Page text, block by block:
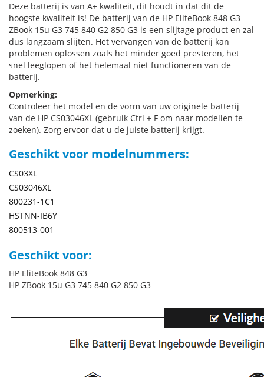
Deze batterij is van A+ kwaliteit, dit houdt in dat dit de
hoogste kwaliteit is! De batterij van de HP EliteBook 848 G3
ZBook 15u G3 745 840 G2 850 G3 is een slijtage product en zal
dus langzaam slijten. Het vervangen van de batterij kan
problemen oplossen zoals het minder goed presteren, het
snel leeglopen of het helemaal niet functioneren van de
batterij.
Opmerking:
Controleer het model en de vorm van uw originele batterij
van de HP CS03046XL (gebruik Ctrl + F om naar modellen te
zoeken). Zorg ervoor dat u de juiste batterij krijgt.
Geschikt voor modelnummers:
CS03XL
CS03046XL
800231-1C1
HSTNN-IB6Y
800513-001
Geschikt voor:
HP EliteBook 848 G3
HP ZBook 15u G3 745 840 G2 850 G3